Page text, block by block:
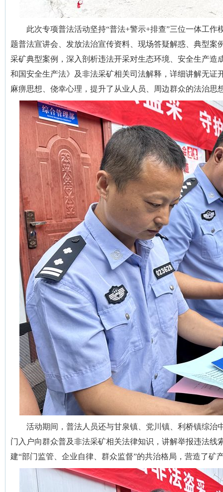
此次专项普法活动坚持“普法+警示+排查”三位一体工
题普法宣讲会、发放法治宣传资料、现场答疑解惑、典型
采矿典型案例，深入剖析违法开采对生态环境、安全生产
和国安全生产法》及非法采矿相关司法解释，详细讲解无
麻痹思想、侥幸心理，提升了从业人员、周边群众的法治思
活动期间，普法人员还与甘泉镇、党川镇、利桥镇综
门入户向群众普及非法采矿相关法律知识，讲解举报违法
建“部门监管、企业自律、群众监督”的共治格局，营造了矿